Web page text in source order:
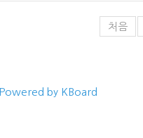
처음
Powered by KBoard